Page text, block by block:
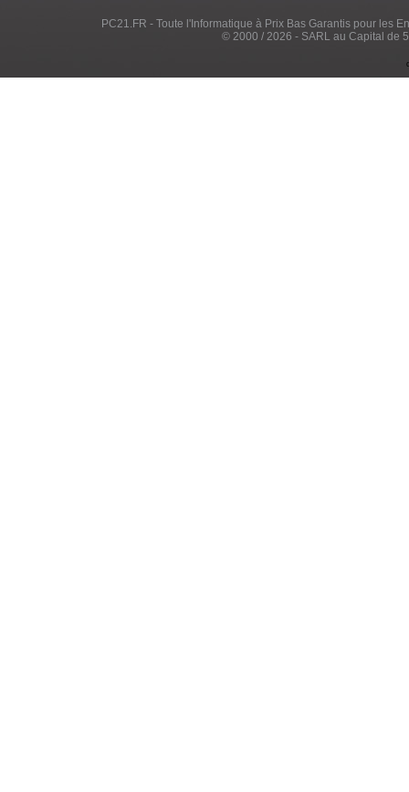
PC21.FR - Toute l'Informatique à Prix Bas Garantis pour les
© 2000 / 2026 - SARL au Capital de